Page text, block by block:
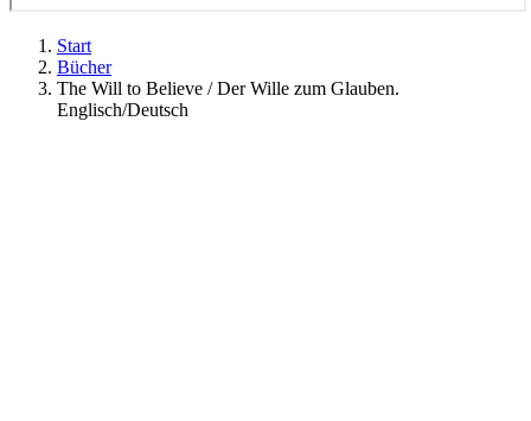
Start
Bücher
The Will to Believe / Der Wille zum Glauben.
Englisch/Deutsch